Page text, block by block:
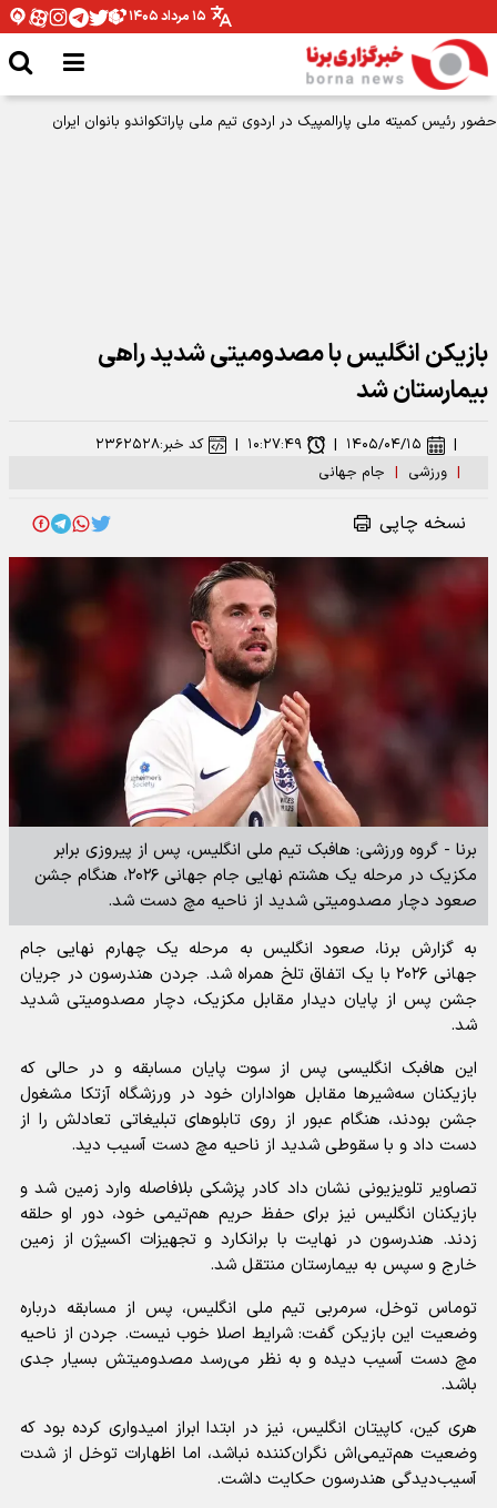
۱۵ مرداد ۱۴۰۵
حضور رئیس کمیته ملی پارالمپیک در اردوی تیم ملی پاراتکواندو بانوان ایران
بازیکن انگلیس با مصدومیتی شدید راهی
بیمارستان شد
| ورزشی | جام جهانی
| ۱۴۰۵/۰۴/۱۵ | ۱۰:۲۷:۴۹ | کد خبر:۲۳۶۲۵۲۸
نسخه چاپی
برنا - گروه ورزشی: هافبک تیم ملی انگلیس، پس از پیروزی برابر
مکزیک در مرحله یک‌ هشتم نهایی جام جهانی ۲۰۲۶، هنگام جشن
صعود دچار مصدومیتی شدید از ناحیه مچ دست شد.
به گزارش برنا، صعود انگلیس به مرحله یک‌ چهارم نهایی جام
جهانی ۲۰۲۶ با یک اتفاق تلخ همراه شد. جردن هندرسون در جریان
جشن پس از پایان دیدار مقابل مکزیک، دچار مصدومیتی شدید
شد.
این هافبک انگلیسی پس از سوت پایان مسابقه و در حالی که
بازیکنان سه‌شیرها مقابل هواداران خود در ورزشگاه آزتکا مشغول
جشن بودند، هنگام عبور از روی تابلوهای تبلیغاتی تعادلش را از
دست داد و با سقوطی شدید از ناحیه مچ دست آسیب دید.
تصاویر تلویزیونی نشان داد کادر پزشکی بلافاصله وارد زمین شد و
بازیکنان انگلیس نیز برای حفظ حریم هم‌تیمی خود، دور او حلقه
زدند. هندرسون در نهایت با برانکارد و تجهیزات اکسیژن از زمین
خارج و سپس به بیمارستان منتقل شد.
توماس توخل، سرمربی تیم ملی انگلیس، پس از مسابقه درباره
وضعیت این بازیکن گفت: شرایط اصلا خوب نیست. جردن از ناحیه
مچ دست آسیب دیده و به نظر می‌رسد مصدومیتش بسیار جدی
باشد.
هری کین، کاپیتان انگلیس، نیز در ابتدا ابراز امیدواری کرده بود که
وضعیت هم‌تیمی‌اش نگران‌کننده نباشد، اما اظهارات توخل از شدت
آسیب‌دیدگی هندرسون حکایت داشت.